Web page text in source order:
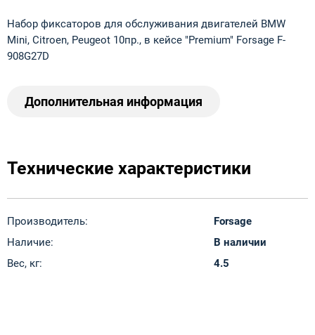
Набор фиксаторов для обслуживания двигателей BMW
Mini, Citroen, Peugeot 10пр., в кейсе "Premium" Forsage F-
908G27D
Дополнительная информация
Технические характеристики
Производитель:
Forsage
Наличие:
В наличии
Вес, кг:
4.5